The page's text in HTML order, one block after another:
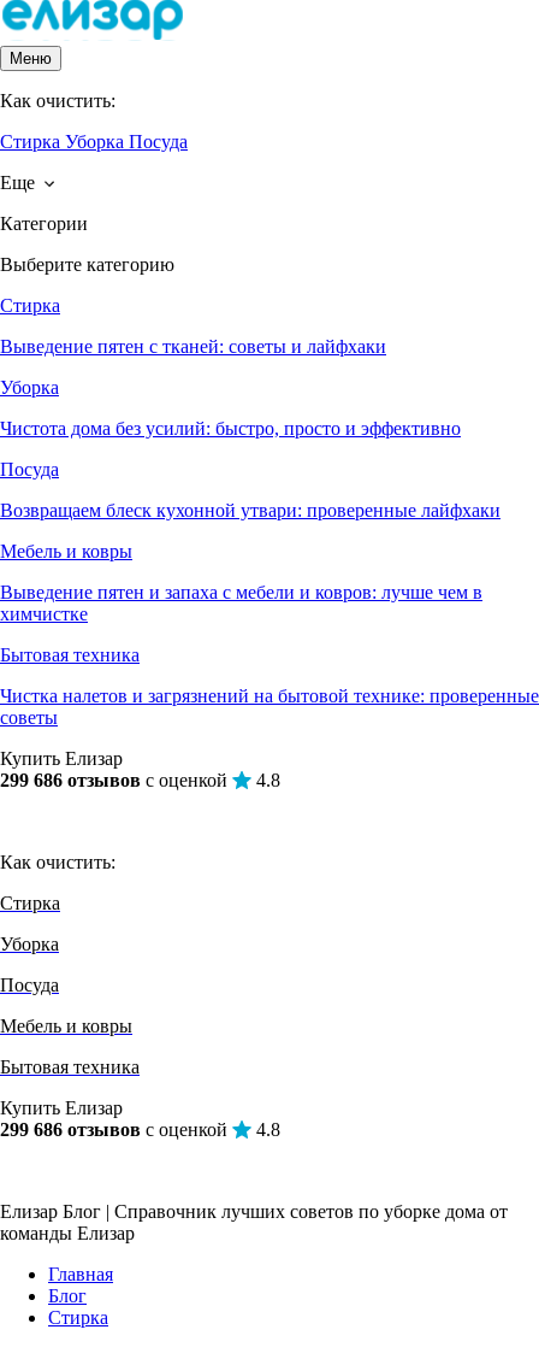
Меню
Как очистить:
Стирка Уборка Посуда
Еще
Категории
Выберите категорию
Стирка
Выведение пятен с тканей: советы и лайфхаки
Уборка
Чистота дома без усилий: быстро, просто и эффективно
Посуда
Возвращаем блеск кухонной утвари: проверенные лайфхаки
Мебель и ковры
Выведение пятен и запаха с мебели и ковров: лучше чем в
химчистке
Бытовая техника
Чистка налетов и загрязнений на бытовой технике: проверенные
советы
Купить Елизар
299 686 отзывов с оценкой 4.8
Как очистить:
Стирка
Уборка
Посуда
Мебель и ковры
Бытовая техника
Купить Елизар
299 686 отзывов с оценкой 4.8
Елизар Блог | Справочник лучших советов по уборке дома от
команды Елизар
Главная
Блог
Стирка